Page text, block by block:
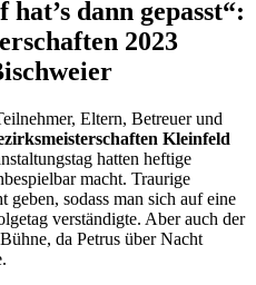
dann gepasst“:
2023
Eltern, Betreuer und
Kleinfeld
hatten heftige
macht. Traurige
sodass man sich auf eine
verständigte. Aber auch der
da Petrus über Nacht